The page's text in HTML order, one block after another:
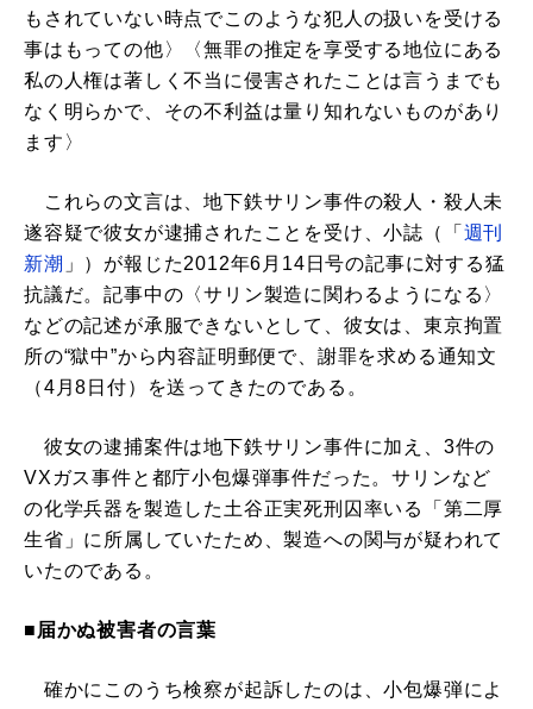
もされていない時点でこのような犯人の扱いを受ける
事はもっての他〉〈無罪の推定を享受する地位にある
私の人権は著しく不当に侵害されたことは言うまでも
なく明らかで、その不利益は量り知れないものがあり
ます〉
これらの文言は、地下鉄サリン事件の殺人・殺人未
遂容疑で彼女が逮捕されたことを受け、小誌（「 週刊
新潮 」）が報じた2012年6月14日号の記事に対する猛
抗議だ。記事中の〈サリン製造に関わるようになる〉
などの記述が承服できないとして、彼女は、東京拘置
所の“獄中”から内容証明郵便で、謝罪を求める通知文
（4月8日付）を送ってきたのである。
彼女の逮捕案件は地下鉄サリン事件に加え、3件の
VXガス事件と都庁小包爆弾事件だった。サリンなど
の化学兵器を製造した土谷正実死刑囚率いる「第二厚
生省」に所属していたため、製造への関与が疑われて
いたのである。
■届かぬ被害者の言葉
確かにこのうち検察が起訴したのは、小包爆弾によ